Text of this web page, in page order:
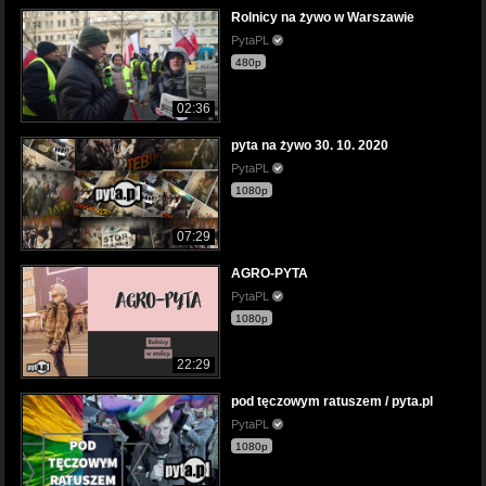
02:36
Rolnicy na żywo w Warszawie
PytaPL
480p
07:29
pyta na żywo 30. 10. 2020
PytaPL
1080p
22:29
AGRO-PYTA
PytaPL
1080p
pod tęczowym ratuszem / pyta.pl
PytaPL
1080p